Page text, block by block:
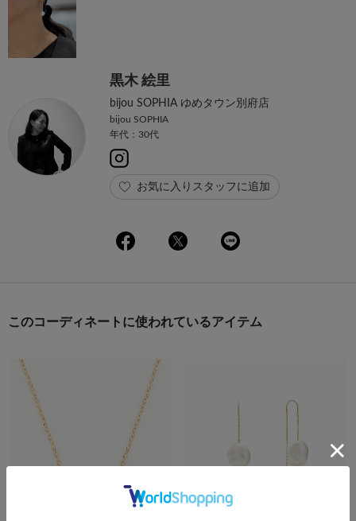
黒木 絵里
bijou SOPHIA ゆめタウン別府店
bijou SOPHIA
年代：30代
お気に入りスタッフに追加
このコーディネートに使われているアイテム